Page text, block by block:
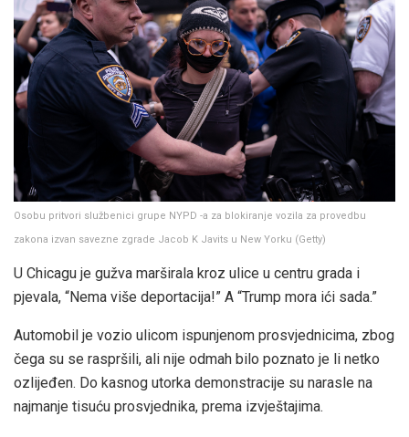
Osobu pritvori službenici grupe NYPD -a za blokiranje vozila za provedbu
zakona izvan savezne zgrade Jacob K Javits u New Yorku (Getty)
U Chicagu je gužva marširala kroz ulice u centru grada i
pjevala, “Nema više deportacija!” A “Trump mora ići sada.”
Automobil je vozio ulicom ispunjenom prosvjednicima, zbog
čega su se raspršili, ali nije odmah bilo poznato je li netko
ozlijeđen. Do kasnog utorka demonstracije su narasle na
najmanje tisuću prosvjednika, prema izvještajima.